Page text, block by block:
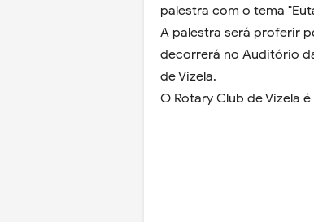
palestra com o tema
A palestra será proferir
decorrerá no Auditório
de Vizela.
O Rotary Club de Vizela